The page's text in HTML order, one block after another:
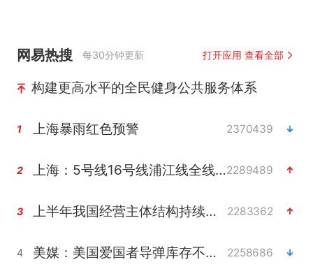
网易热搜 每30分钟更新 打开应用 查看全部
构建更高水平的全民健身公共服务体系
1 上海暴雨红色预警 2370439
2 上海：5号线16号线浦江线全线停运2289489
3 上半年我国经营主体结构持续优化 2283362
4 美媒：美国爱国者导弹库存不足1700枚 2258686